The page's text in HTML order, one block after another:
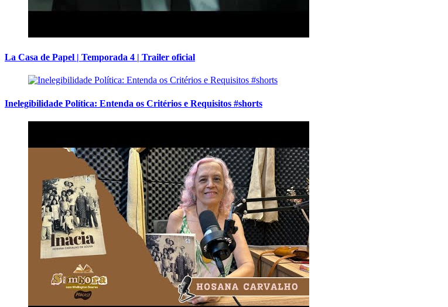
La Casa de Papel | Temporada 4 | Trailer oficial
Inelegibilidade Política: Entenda os Critérios e Requisitos #shorts